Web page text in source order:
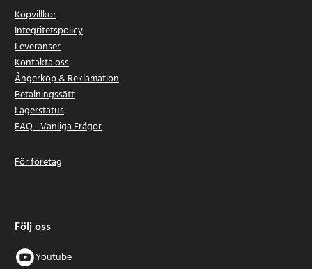
Köpvillkor
Integritetspolicy
Leveranser
Kontakta oss
Ångerköp & Reklamation
Betalningssätt
Lagerstatus
FAQ - Vanliga Frågor
För företag
Följ oss
Youtube